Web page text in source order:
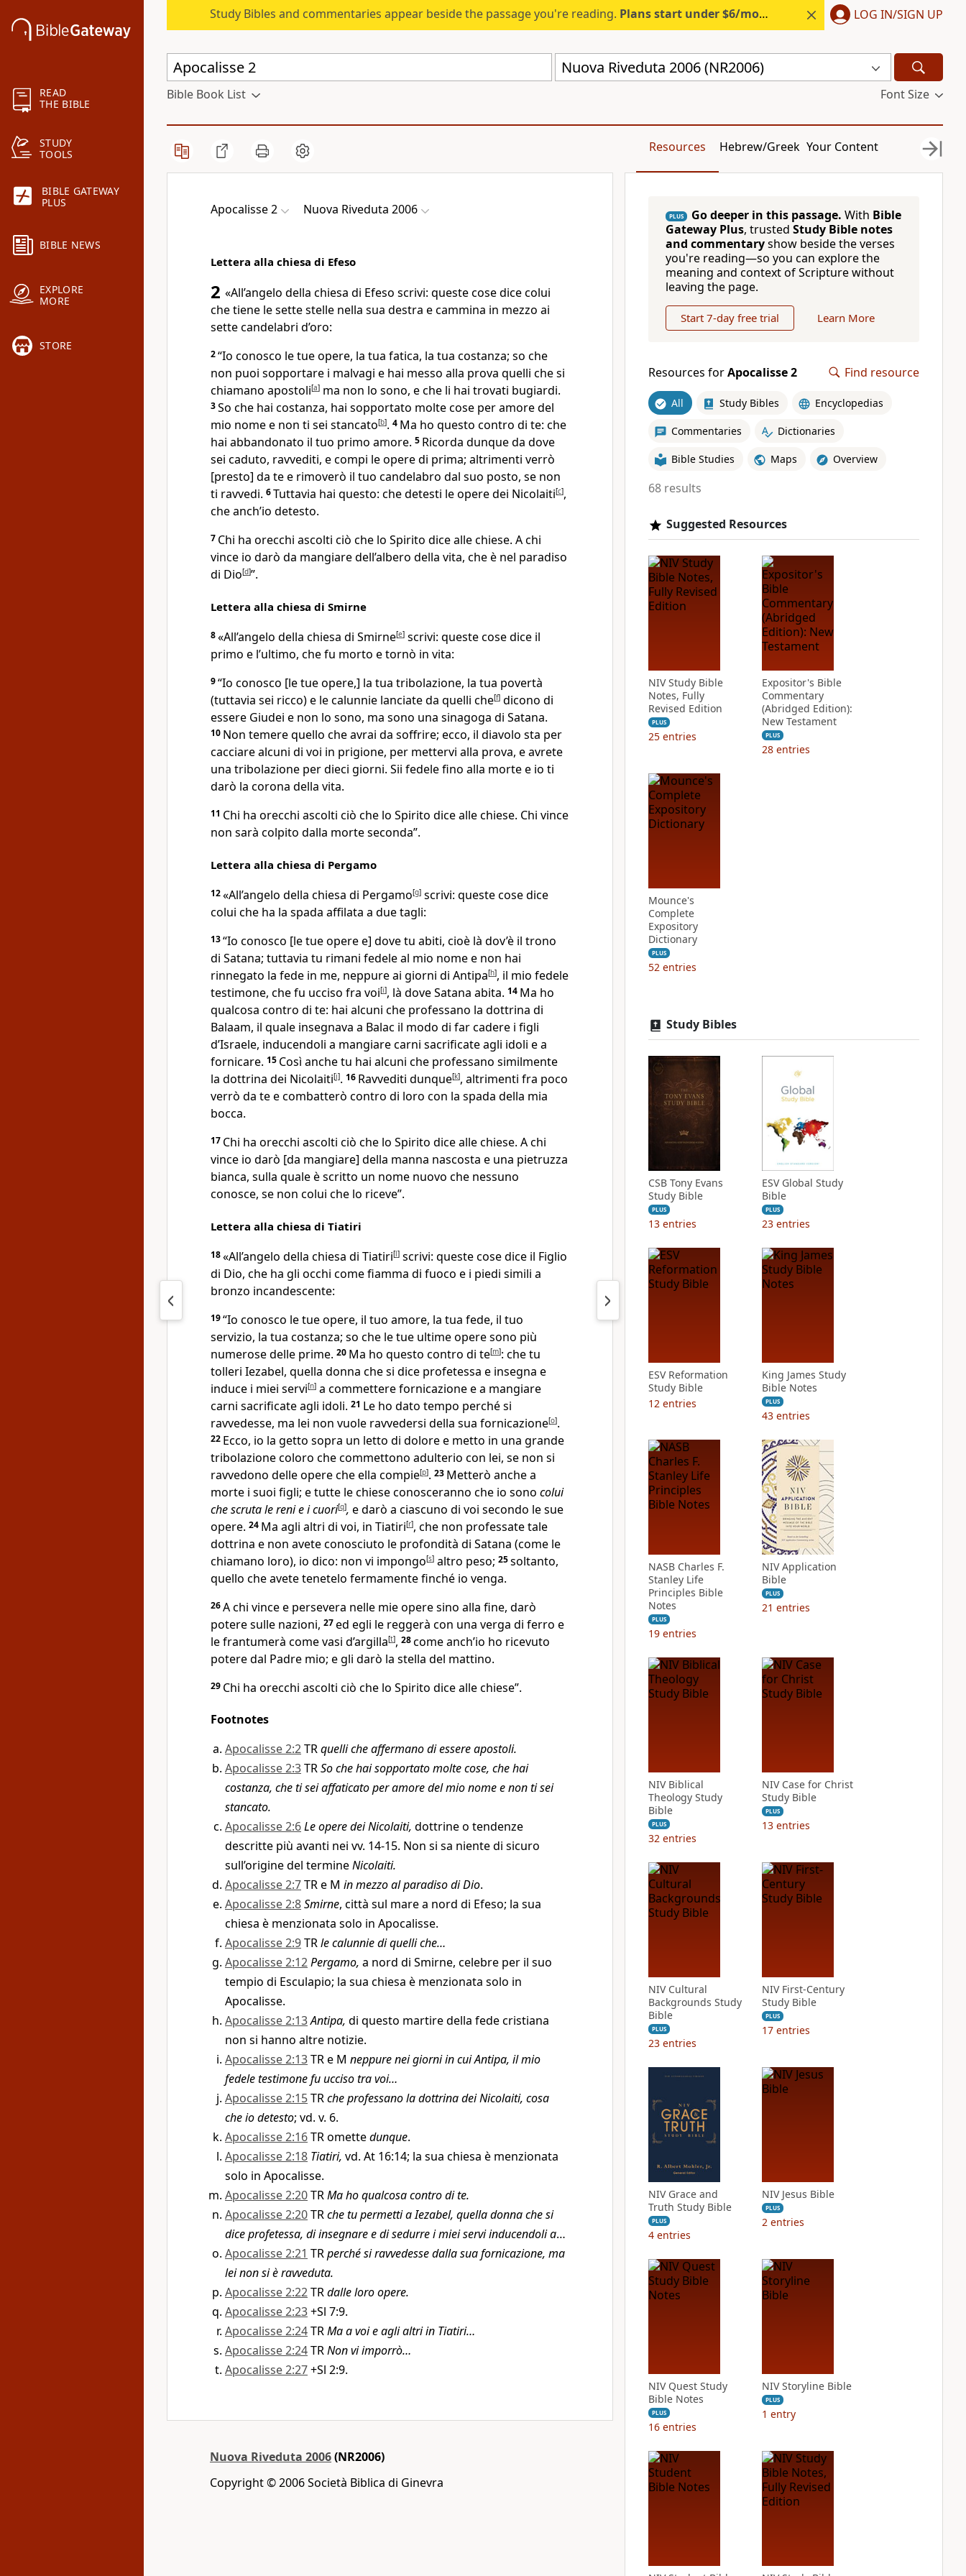
READ
THE BIBLE
STUDY
TOOLS
BIBLE GATEWAY
PLUS
BIBLE NEWS
EXPLORE
MORE
STORE
Study Bibles and commentaries appear beside the passage you're reading. Plans start under $6/month. Start free. LOG IN/SIGN UP
Nuova Riveduta 2006 (NR2006)
Bible Book List Font Size
Resources Hebrew/Greek Your Content
Apocalisse 2 Nuova Riveduta 2006
Lettera alla chiesa di Efeso
2 «All’angelo della chiesa di Efeso scrivi: queste cose dice colui
che tiene le sette stelle nella sua destra e cammina in mezzo ai
sette candelabri d’oro:
2“Io conosco le tue opere, la tua fatica, la tua costanza; so che
non puoi sopportare i malvagi e hai messo alla prova quelli che si
chiamano apostoli[a] ma non lo sono, e che li hai trovati bugiardi.
3So che hai costanza, hai sopportato molte cose per amore del
mio nome e non ti sei stancato[b]. 4 Ma ho questo contro di te: che
hai abbandonato il tuo primo amore. 5 Ricorda dunque da dove
sei caduto, ravvediti, e compi le opere di prima; altrimenti verrò
[presto] da te e rimoverò il tuo candelabro dal suo posto, se non
ti ravvedi. 6Tuttavia hai questo: che detesti le opere dei Nicolaiti[c],
che anch’io detesto.
7 Chi ha orecchi ascolti ciò che lo Spirito dice alle chiese. A chi
vince io darò da mangiare dell’albero della vita, che è nel paradiso
di Dio[d]”.
Lettera alla chiesa di Smirne
8«All’angelo della chiesa di Smirne[e] scrivi: queste cose dice il
primo e l’ultimo, che fu morto e tornò in vita:
9“Io conosco [le tue opere,] la tua tribolazione, la tua povertà
(tuttavia sei ricco) e le calunnie lanciate da quelli che[f] dicono di
essere Giudei e non lo sono, ma sono una sinagoga di Satana.
10 Non temere quello che avrai da soffrire; ecco, il diavolo sta per
cacciare alcuni di voi in prigione, per mettervi alla prova, e avrete
una tribolazione per dieci giorni. Sii fedele fino alla morte e io ti
darò la corona della vita.
11 Chi ha orecchi ascolti ciò che lo Spirito dice alle chiese. Chi vince
non sarà colpito dalla morte seconda”.
Lettera alla chiesa di Pergamo
12«All’angelo della chiesa di Pergamo[g] scrivi: queste cose dice
colui che ha la spada affilata a due tagli:
13“Io conosco [le tue opere e] dove tu abiti, cioè là dov’è il trono
di Satana; tuttavia tu rimani fedele al mio nome e non hai
rinnegato la fede in me, neppure ai giorni di Antipa[h], il mio fedele
testimone, che fu ucciso fra voi[i], là dove Satana abita. 14 Ma ho
qualcosa contro di te: hai alcuni che professano la dottrina di
Balaam, il quale insegnava a Balac il modo di far cadere i figli
d’Israele, inducendoli a mangiare carni sacrificate agli idoli e a
fornicare. 15 Così anche tu hai alcuni che professano similmente
la dottrina dei Nicolaiti[j]. 16 Ravvediti dunque[k], altrimenti fra poco
verrò da te e combatterò contro di loro con la spada della mia
bocca.
17 Chi ha orecchi ascolti ciò che lo Spirito dice alle chiese. A chi
vince io darò [da mangiare] della manna nascosta e una pietruzza
bianca, sulla quale è scritto un nome nuovo che nessuno
conosce, se non colui che lo riceve”.
Lettera alla chiesa di Tiatiri
18«All’angelo della chiesa di Tiatiri[l] scrivi: queste cose dice il Figlio
di Dio, che ha gli occhi come fiamma di fuoco e i piedi simili a
bronzo incandescente:
19“Io conosco le tue opere, il tuo amore, la tua fede, il tuo
servizio, la tua costanza; so che le tue ultime opere sono più
numerose delle prime. 20 Ma ho questo contro di te[m]: che tu
tolleri Iezabel, quella donna che si dice profetessa e insegna e
induce i miei servi[n] a commettere fornicazione e a mangiare
carni sacrificate agli idoli. 21 Le ho dato tempo perché si
ravvedesse, ma lei non vuole ravvedersi della sua fornicazione[o].
22 Ecco, io la getto sopra un letto di dolore e metto in una grande
tribolazione coloro che commettono adulterio con lei, se non si
ravvedono delle opere che ella compie[p]. 23 Metterò anche a
morte i suoi figli; e tutte le chiese conosceranno che io sono colui
che scruta le reni e i cuori[q], e darò a ciascuno di voi secondo le sue
opere. 24 Ma agli altri di voi, in Tiatiri[r], che non professate tale
dottrina e non avete conosciuto le profondità di Satana (come le
chiamano loro), io dico: non vi impongo[s] altro peso; 25soltanto,
quello che avete tenetelo fermamente finché io venga.
26A chi vince e persevera nelle mie opere sino alla fine, darò
potere sulle nazioni, 27ed egli le reggerà con una verga di ferro e
le frantumerà come vasi d’argilla[t], 28come anch’io ho ricevuto
potere dal Padre mio; e gli darò la stella del mattino.
29 Chi ha orecchi ascolti ciò che lo Spirito dice alle chiese”.
Footnotes
Apocalisse 2:2TRquelli che affermano di essere apostoli.
Apocalisse 2:3TRSo che hai sopportato molte cose, che hai
costanza, che ti sei affaticato per amore del mio nome e non ti sei
stancato.
Apocalisse 2:6Le opere dei Nicolaiti, dottrine o tendenze
descritte più avanti nei vv. 14-15. Non si sa niente di sicuro
sull’origine del termineNicolaiti.
Apocalisse 2:7TR e M in mezzo al paradiso di Dio.
Apocalisse 2:8Smirne, città sul mare a nord di Efeso; la sua
chiesa è menzionata solo in Apocalisse.
Apocalisse 2:9TRle calunnie di quelli che…
Apocalisse 2:12Pergamo, a nord di Smirne, celebre per il suo
tempio di Esculapio; la sua chiesa è menzionata solo in
Apocalisse.
Apocalisse 2:13Antipa, di questo martire della fede cristiana
non si hanno altre notizie.
Apocalisse 2:13TR e M neppure nei giorni in cui Antipa, il mio
fedele testimone fu ucciso tra voi…
Apocalisse 2:15TRche professano la dottrina dei Nicolaiti, cosa
che io detesto; vd. v. 6.
Apocalisse 2:16TR omettedunque.
Apocalisse 2:18 Tiatiri, vd. At 16:14; la sua chiesa è menzionata
solo in Apocalisse.
Apocalisse 2:20TRMa ho qualcosa contro di te.
Apocalisse 2:20TRche tu permetti a Iezabel, quella donna che si
dice profetessa, di insegnare e di sedurre i miei servi inducendoli a…
Apocalisse 2:21 TRperché si ravvedesse dalla sua fornicazione, ma
lei non si è ravveduta.
Apocalisse 2:22TRdalle loro opere.
Apocalisse 2:23+Sl 7:9.
Apocalisse 2:24TRMa a voi e agli altri in Tiatiri…
Apocalisse 2:24TRNon vi imporrò…
Apocalisse 2:27+Sl 2:9.
Nuova Riveduta 2006(NR2006)
Copyright © 2006 Società Biblica di Ginevra
PLUS Go deeper in this passage. With Bible
Gateway Plus, trusted Study Bible notes
and commentaryshow beside the verses
you're reading—so you can explore the
meaning and context of Scripture without
leaving the page.
Start 7-day free trial Learn More
Resources forApocalisse 2 Find resource
All Study Bibles Encyclopedias
Commentaries Dictionaries
Bible Studies Maps Overview
68 results
Suggested Resources
NIV Study Bible
Notes, Fully
Revised Edition
PLUS
25 entries
Expositor's Bible
Commentary
(Abridged Edition):
New Testament
PLUS
28 entries
Mounce's
Complete
Expository
Dictionary
PLUS
52 entries
Study Bibles
CSB Tony Evans
Study Bible
PLUS
13 entries
ESV Global Study
Bible
PLUS
23 entries
ESV Reformation
Study Bible
12 entries
King James Study
Bible Notes
PLUS
43 entries
NASB Charles F.
Stanley Life
Principles Bible
Notes
PLUS
19 entries
NIV Application
Bible
PLUS
21 entries
NIV Biblical
Theology Study
Bible
PLUS
32 entries
NIV Case for Christ
Study Bible
PLUS
13 entries
NIV Cultural
Backgrounds Study
Bible
PLUS
23 entries
NIV First-Century
Study Bible
PLUS
17 entries
NIV Grace and
Truth Study Bible
PLUS
4 entries
NIV Jesus Bible
PLUS
2 entries
NIV Quest Study
Bible Notes
PLUS
16 entries
NIV Storyline Bible
PLUS
1 entry